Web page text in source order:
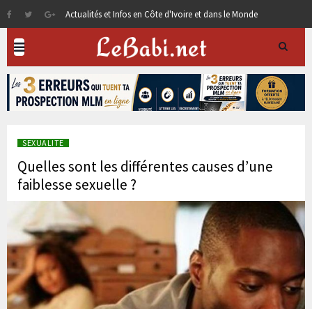
Actualités et Infos en Côte d'Ivoire et dans le Monde
SEXUALITE
Quelles sont les différentes causes d’une
faiblesse sexuelle ?